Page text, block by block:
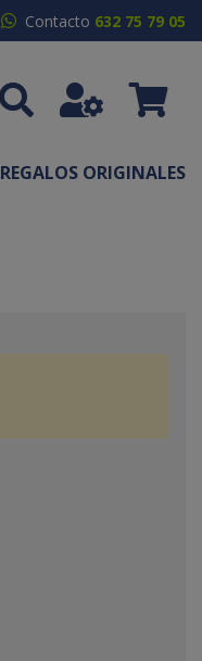
Contacto 632 75 79 05
REGALOS ORIGINALES